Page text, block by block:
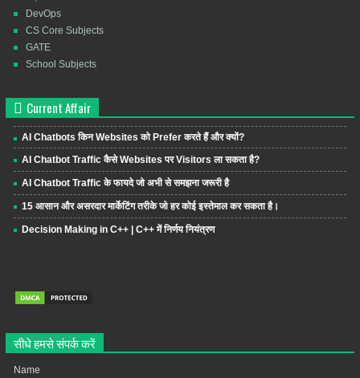
DevOps
CS Core Subjects
GATE
School Subjects
Current Affair
AI Chatbots किन Websites को Prefer करते हैं और क्यों?
AI Chatbot Traffic कैसे Websites पर Visitors ला सकता है?
AI Chatbot Traffic के फायदे जो अभी से समझना जरूरी है
15 आसान और असरदार मार्केटिंग तरीके जो हर कोई इस्तेमाल कर सकता है।
Decision Making in C++ | C++ में निर्णय नियंत्रण
सीधे हमसे संपर्क करें
Name